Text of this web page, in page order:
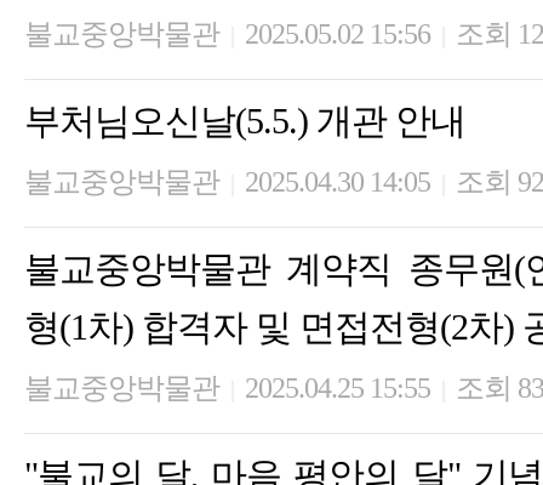
불교중앙박물관 2025.05.02 15:56 조회
부처님오신날(5.5.) 개관 안내
불교중앙박물관 2025.04.30 14:05 조회
불교중앙박물관 계약직 종무원(
형(1차) 합격자 및 면접전형(2차)
불교중앙박물관 2025.04.25 15:55 조회
"불교의 달, 마음 평안의 달" 기